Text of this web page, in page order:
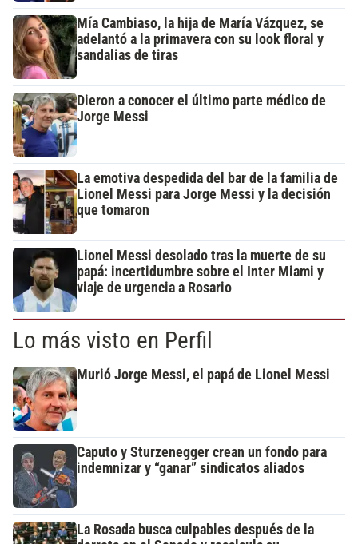
Mía Cambiaso, la hija de María Vázquez, se
adelantó a la primavera con su look floral y
sandalias de tiras
Dieron a conocer el último parte médico de
Jorge Messi
La emotiva despedida del bar de la familia de
Lionel Messi para Jorge Messi y la decisión
que tomaron
Lionel Messi desolado tras la muerte de su
papá: incertidumbre sobre el Inter Miami y
viaje de urgencia a Rosario
Lo más visto en Perfil
Murió Jorge Messi, el papá de Lionel Messi
Caputo y Sturzenegger crean un fondo para
indemnizar y “ganar” sindicatos aliados
La Rosada busca culpables después de la